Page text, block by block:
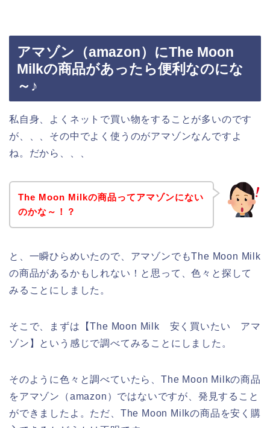
アマゾン（amazon）にThe Moon
Milkの商品があったら便利なのにな
～♪
私自身、よくネットで買い物をすることが多いのです
が、、、その中でよく使うのがアマゾンなんですよ
ね。だから、、、
The Moon Milkの商品ってアマゾンにない
のかな～！？
と、一瞬ひらめいたので、アマゾンでもThe Moon Milk
の商品があるかもしれない！と思って、色々と探して
みることにしました。
そこで、まずは【The Moon Milk 安く買いたい アマ
ゾン】という感じで調べてみることにしました。
そのように色々と調べていたら、The Moon Milkの商品
をアマゾン（amazon）ではないですが、発見すること
ができましたよ。ただ、The Moon Milkの商品を安く購